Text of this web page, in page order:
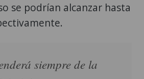
se podrían alcanzar hasta
siempre de la